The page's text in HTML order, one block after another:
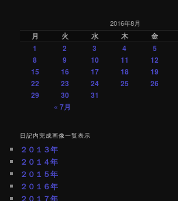
2016年8月
月 火 水 木 金
1
2 3 4 5
8
9 10 11 12
15
16 17 18 19
22 23 24 25 26
29
30
31
« 7月
日記内完成画像一覧表示
２０１３年
２０１４年
２０１５年
２０１６年
２０１７年